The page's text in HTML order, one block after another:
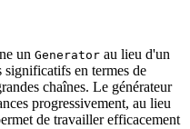
un Generator au lieu d'un
significatifs en termes de
chaînes. Le générateur
progressivement, au lieu
de travailler efficacement